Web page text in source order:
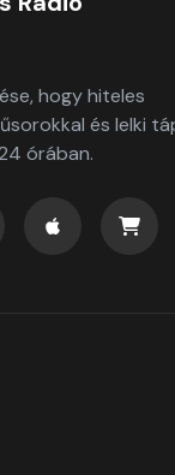
hogy hiteles
és lelki
órában.